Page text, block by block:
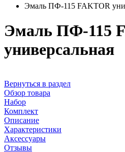
Эмаль ПФ-115 FAKTOR
Эмаль ПФ-115
универсальная
Вернуться в раздел
Обзор товара
Набор
Комплект
Описание
Характеристики
Аксессуары
Отзывы